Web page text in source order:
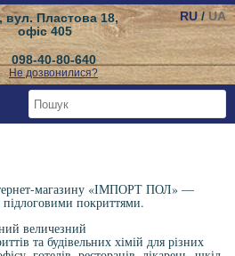
RU / UA
вул. Пластова 18,
офіс 405
098-40-80-640
Не дозвонилися?
магазину «ІМПОРТ ПОЛ» —
підлоговими покриттями.
величезний
та будівельних хімій для різних